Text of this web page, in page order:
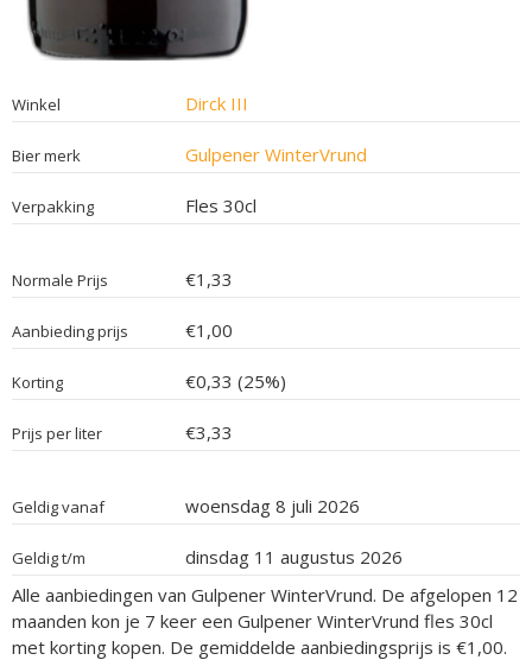
Winkel Dirck III
Bier merk Gulpener WinterVrund
Verpakking Fles 30cl
Normale Prijs €1,33
Aanbieding prijs €1,00
Korting €0,33 (25%)
Prijs per liter €3,33
Geldig vanaf woensdag 8 juli 2026
Geldig t/m
dinsdag 11 augustus 2026
Alle aanbiedingen van Gulpener WinterVrund. De afgelopen 12
maanden kon je 7 keer een Gulpener WinterVrund fles 30cl
met korting kopen. De gemiddelde aanbiedingsprijs is €1,00.